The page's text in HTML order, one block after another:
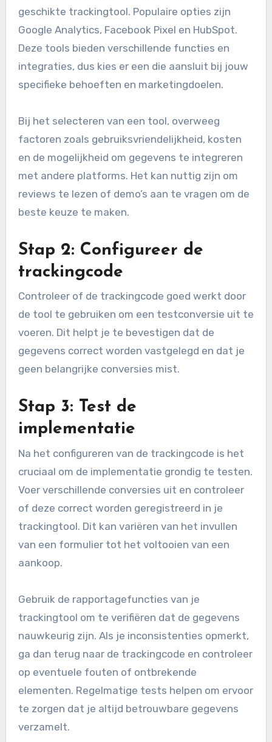
geschikte trackingtool. Populaire opties zijn
Google Analytics, Facebook Pixel en HubSpot.
Deze tools bieden verschillende functies en
integraties, dus kies er een die aansluit bij jouw
specifieke behoeften en marketingdoelen.
Bij het selecteren van een tool, overweeg
factoren zoals gebruiksvriendelijkheid, kosten
en de mogelijkheid om gegevens te integreren
met andere platforms. Het kan nuttig zijn om
reviews te lezen of demo’s aan te vragen om de
beste keuze te maken.
Stap 2: Configureer de
trackingcode
Controleer of de trackingcode goed werkt door
de tool te gebruiken om een testconversie uit te
voeren. Dit helpt je te bevestigen dat de
gegevens correct worden vastgelegd en dat je
geen belangrijke conversies mist.
Stap 3: Test de
implementatie
Na het configureren van de trackingcode is het
cruciaal om de implementatie grondig te testen.
Voer verschillende conversies uit en controleer
of deze correct worden geregistreerd in je
trackingtool. Dit kan variëren van het invullen
van een formulier tot het voltooien van een
aankoop.
Gebruik de rapportagefuncties van je
trackingtool om te verifiëren dat de gegevens
nauwkeurig zijn. Als je inconsistenties opmerkt,
ga dan terug naar de trackingcode en controleer
op eventuele fouten of ontbrekende
elementen. Regelmatige tests helpen om ervoor
te zorgen dat je altijd betrouwbare gegevens
verzamelt.